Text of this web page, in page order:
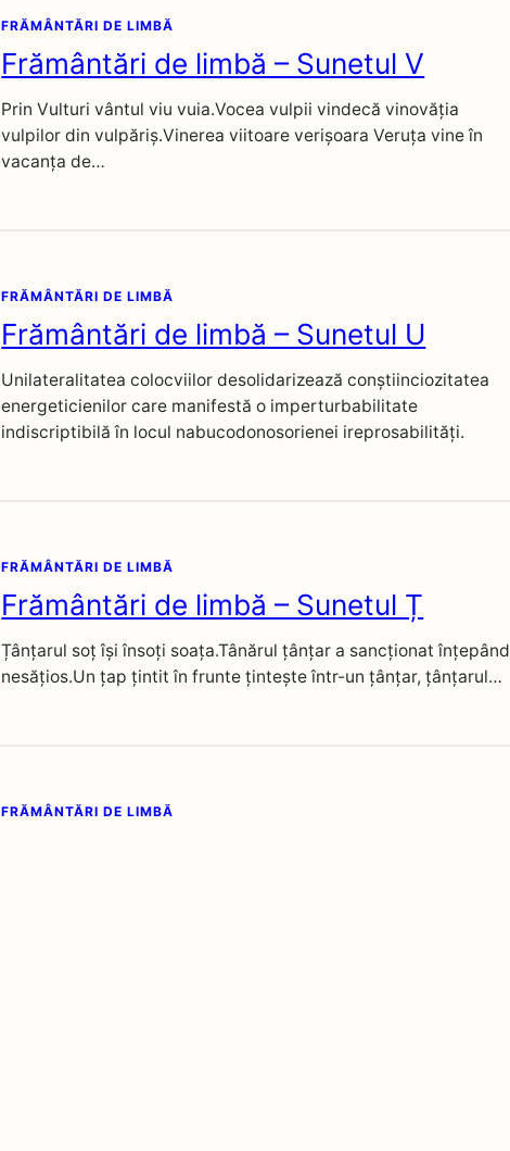
FRĂMÂNTĂRI DE LIMBĂ
Frământări de limbă – Sunetul V
Prin Vulturi vântul viu vuia.Vocea vulpii vindecă vinovăția
vulpilor din vulpăriș.Vinerea viitoare verișoara Veruța vine în
vacanța de…
FRĂMÂNTĂRI DE LIMBĂ
Frământări de limbă – Sunetul U
Unilateralitatea colocviilor desolidarizează conștiinciozitatea
energeticienilor care manifestă o imperturbabilitate
indiscriptibilă în locul nabucodonosorienei ireprosabilități.
FRĂMÂNTĂRI DE LIMBĂ
Frământări de limbă – Sunetul Ț
Țânțarul soț își însoți soața.Tânărul țânțar a sancționat înțepând
nesățios.Un țap țintit în frunte țintește într-un țânțar, țânțarul…
FRĂMÂNTĂRI DE LIMBĂ